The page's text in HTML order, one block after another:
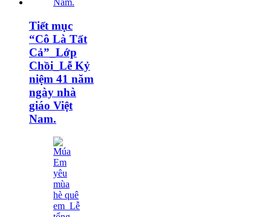
Tiết mục
“Cô Là Tất
Cả”_Lớp
Chồi_Lễ Kỷ
niệm 41 năm
ngày nhà
giáo Việt
Nam.